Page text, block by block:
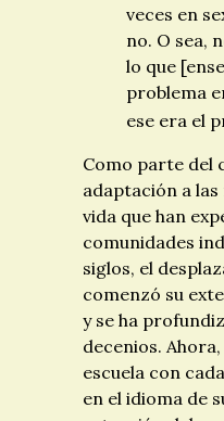
veces en
no. O sea,
lo que
problema
ese era el
Como parte del
adaptación a
vida que han
comunidades
siglos, el
comenzó su
y se ha
decenios.
escuela con
en el idioma de